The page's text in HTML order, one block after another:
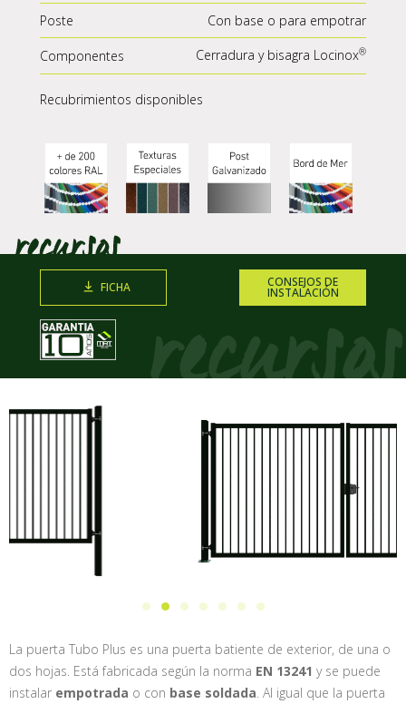
La puerta Tubo Plus es una puerta batiente de exterior, de una o
dos hojas. Está fabricada según la norma EN 13241 y se puede
instalar empotrada o con base soldada. Al igual que la puerta
Poste
Con base o para empotrar
Componentes Cerradura y bisagra Locinox
Recubrimientos disponibles
FICHA CONSEJOS DE
INSTALACIÓN